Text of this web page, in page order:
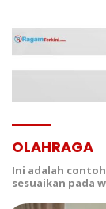
OLAHRAGA
Ini adalah
sesuaikan pada